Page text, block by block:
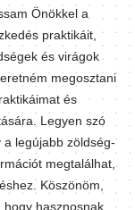
Önökkel a
praktikáit,
és virágok
megosztani
és
Legyen szó
legújabb zöldség-
megtalálhat,
Köszönöm,
hasznosnak